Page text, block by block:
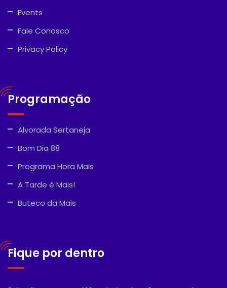
Events
Fale Conosco
Privacy Policy
Programação
Alvorada Sertaneja
Bom Dia 88
Programa Hora Mais
A Tarde é Mais!
Buteco da Mais
Fique por dentro